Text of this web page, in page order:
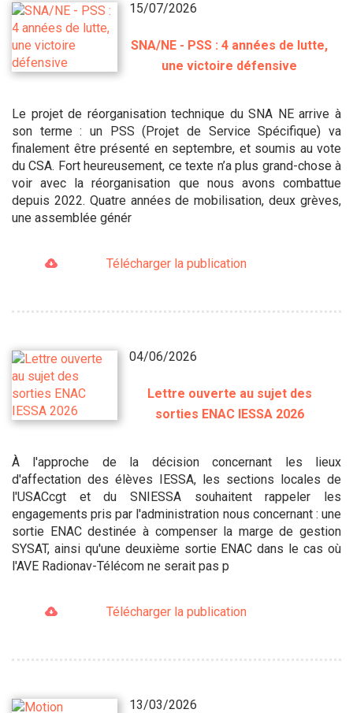
15/07/2026
SNA/NE - PSS : 4 années de lutte,
une victoire défensive
Le projet de réorganisation technique du SNA NE arrive à
son terme : un PSS (Projet de Service Spécifique) va
finalement être présenté en septembre, et soumis au vote
du CSA. Fort heureusement, ce texte n’a plus grand-chose à
voir avec la réorganisation que nous avons combattue
depuis 2022. Quatre années de mobilisation, deux grèves,
une assemblée génér
Télécharger la publication
04/06/2026
Lettre ouverte au sujet des
sorties ENAC IESSA 2026
À l'approche de la décision concernant les lieux
d'affectation des élèves IESSA, les sections locales de
l'USACcgt et du SNIESSA souhaitent rappeler les
engagements pris par l'administration nous concernant : une
sortie ENAC destinée à compenser la marge de gestion
SYSAT, ainsi qu'une deuxième sortie ENAC dans le cas où
l'AVE Radionav-Télécom ne serait pas p
Télécharger la publication
13/03/2026